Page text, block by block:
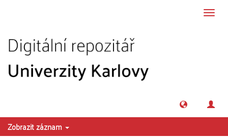
Zobrazit záznam